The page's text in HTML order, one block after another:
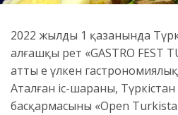
2022 жылдың 1 қазанында
алғашқы рет «GASTRO FEST
атты ең үлкен
Аталған іс-шараны,
басқармасының «Open